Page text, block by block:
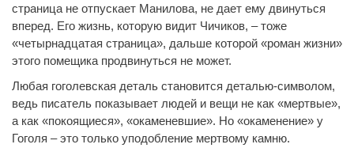
страница не отпускает Манилова, не дает ему двинуться
вперед. Его жизнь, которую видит Чичиков, – тоже
«четырнадцатая страница», дальше которой «роман жизни»
этого помещика продвинуться не может.
Любая гоголевская деталь становится деталью-символом,
ведь писатель показывает людей и вещи не как «мертвые»,
а как «покоящиеся», «окаменевшие». Но «окаменение» у
Гоголя – это только уподобление мертвому камню.